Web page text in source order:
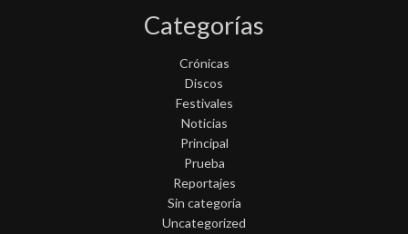
Categorías
Crónicas
Discos
Festivales
Noticias
Principal
Prueba
Reportajes
Sin categoría
Uncategorized